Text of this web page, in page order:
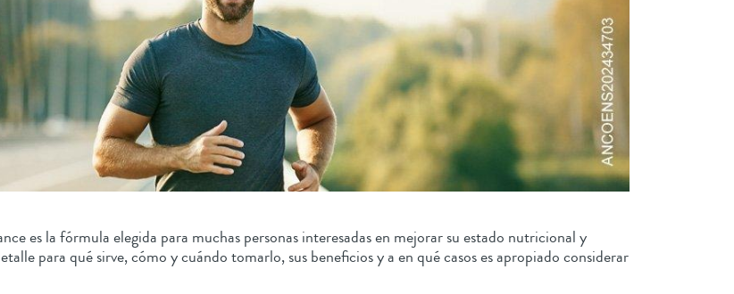
es la fórmula elegida para muchas personas interesadas en mejorar su estado nutricional y
para qué sirve, cómo y cuándo tomarlo, sus beneficios y a en qué casos es apropiado considerar